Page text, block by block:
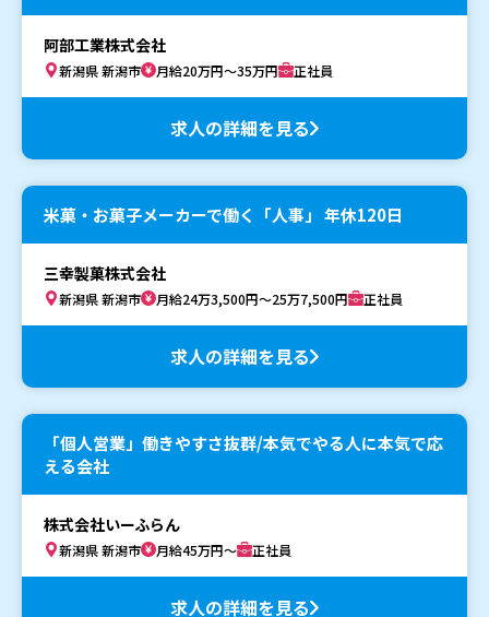
阿部工業株式会社
新潟県 新潟市 月給20万円～35万円 正社員
求人の詳細を見る
米菓・お菓子メーカーで働く「人事」 年休120日
三幸製菓株式会社
新潟県 新潟市 月給24万3,500円～25万7,500円 正社員
求人の詳細を見る
「個人営業」働きやすさ抜群/本気でやる人に本気で応
える会社
株式会社いーふらん
新潟県 新潟市 月給45万円～ 正社員
求人の詳細を見る